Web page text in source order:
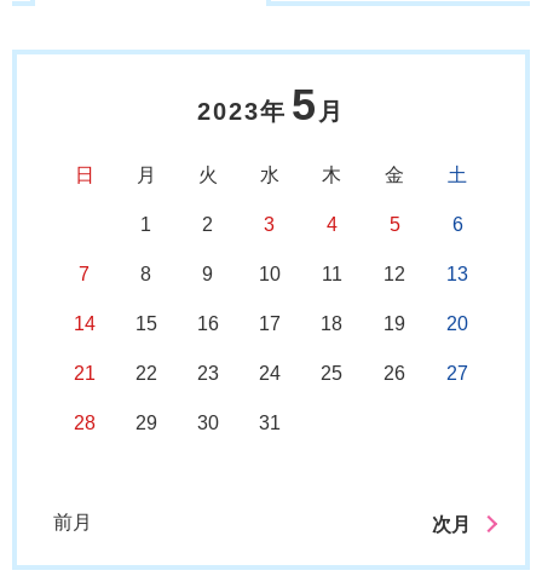
2023年 5 月
日 月 火 水 木 金 土
1 2 3 4 5 6
7 8 9 10 11 12 13
14 15 16 17 18 19 20
21 22 23 24 25 26 27
28 29 30 31
前月 次月